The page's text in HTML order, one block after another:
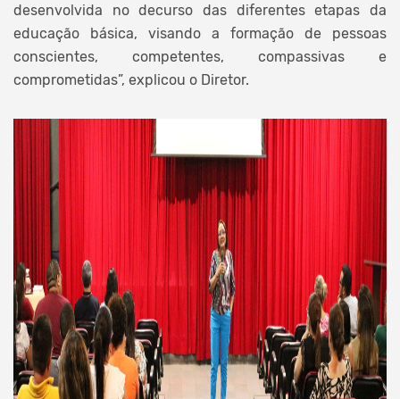
desenvolvida no decurso das diferentes etapas da
educação básica, visando a formação de pessoas
conscientes, competentes, compassivas e
comprometidas”, explicou o Diretor.